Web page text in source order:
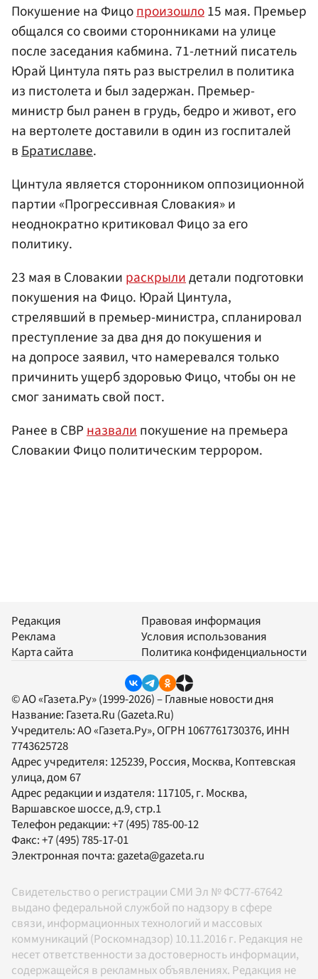
Покушение на Фицопроизошло15 мая. Премьер
общался со своими сторонниками на улице
после заседания кабмина. 71-летний писатель
Юрай Цинтула пять раз выстрелил в политика
из пистолета и был задержан. Премьер-
министр был ранен в грудь, бедро и живот, его
на вертолете доставили в один из госпиталей
вБратиславе.
Цинтула является сторонником оппозиционной
партии «Прогрессивная Словакия» и
неоднократно критиковал Фицо за его
политику.
23 мая в Словакии раскрылидетали подготовки
покушения на Фицо. Юрай Цинтула,
стрелявший в премьер-министра, спланировал
преступление за два дня до покушения и
на допросе заявил, что намеревался только
причинить ущерб здоровью Фицо, чтобы он не
смог занимать свой пост.
Ранее в СВРназвалипокушение на премьера
Словакии Фицо политическим террором.
Редакция
Реклама
Карта сайта
Правовая информация
Условия использования
Политика конфиденциальности
© АО «Газета.Ру» (1999-2026) – Главные новости дня
Название: Газета.Ru (Gazeta.Ru)
Учредитель:АО «Газета.Ру», ОГРН 1067761730376, ИНН
7743625728
Адрес учредителя: 125239, Россия, Москва, Коптевская
улица, дом 67
Адрес редакции и издателя: 117105, г. Москва,
Варшавское шоссе, д.9, стр.1
Телефон редакции:+7 (495) 785-00-12
Факс:+7 (495) 785-17-01
Электронная почта: gazeta@gazeta.ru
Свидетельство о регистрации СМИ Эл № ФС77-67642
выдано федеральной службой по надзору в сфере
связи, информационных технологий и массовых
коммуникаций (Роскомнадзор) 10.11.2016 г. Редакция не
несет ответственности за достоверность информации,
содержащейся в рекламных объявлениях. Редакция не